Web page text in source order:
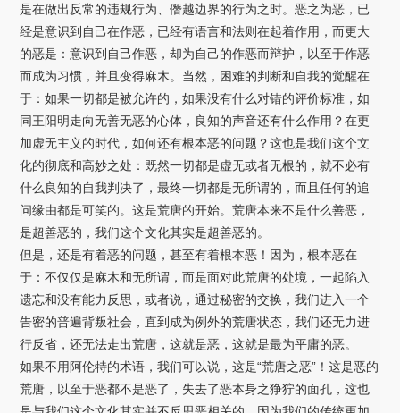
是在做出反常的违规行为、僭越边界的行为之时。恶之为恶，已
经是意识到自己在作恶，已经有语言和法则在起着作用，而更大
的恶是：意识到自己作恶，却为自己的作恶而辩护，以至于作恶
而成为习惯，并且变得麻木。当然，困难的判断和自我的觉醒在
于：如果一切都是被允许的，如果没有什么对错的评价标准，如
同王阳明走向无善无恶的心体，良知的声音还有什么作用？在更
加虚无主义的时代，如何还有根本恶的问题？这也是我们这个文
化的彻底和高妙之处：既然一切都是虚无或者无根的，就不必有
什么良知的自我判决了，最终一切都是无所谓的，而且任何的追
问缘由都是可笑的。这是荒唐的开始。荒唐本来不是什么善恶，
是超善恶的，我们这个文化其实是超善恶的。
但是，还是有着恶的问题，甚至有着根本恶！因为，根本恶在
于：不仅仅是麻木和无所谓，而是面对此荒唐的处境，一起陷入
遗忘和没有能力反思，或者说，通过秘密的交换，我们进入一个
告密的普遍背叛社会，直到成为例外的荒唐状态，我们还无力进
行反省，还无法走出荒唐，这就是恶，这就是最为平庸的恶。
如果不用阿伦特的术语，我们可以说，这是“荒唐之恶”！这是恶的
荒唐，以至于恶都不是恶了，失去了恶本身之狰狞的面孔，这也